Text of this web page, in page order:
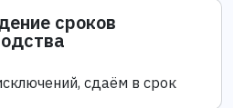
сроков
сдаём в срок